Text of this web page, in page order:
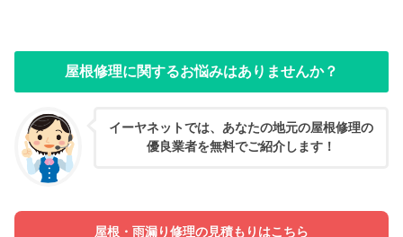
屋根修理に関するお悩みはありませんか？
イーヤネットでは、あなたの地元の屋根修理の
優良業者を無料でご紹介します！
屋根・雨漏り修理の見積もりはこちら